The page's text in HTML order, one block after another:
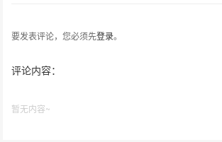
要发表评论，您必须先登录。
评论内容：
暂无内容~